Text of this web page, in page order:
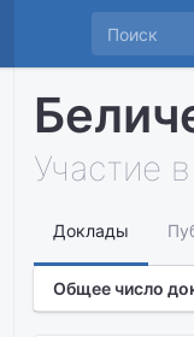
Участие
Доклады
Общее число